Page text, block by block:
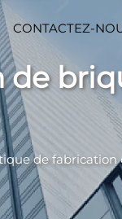
CONTACTEZ-
fabrication de